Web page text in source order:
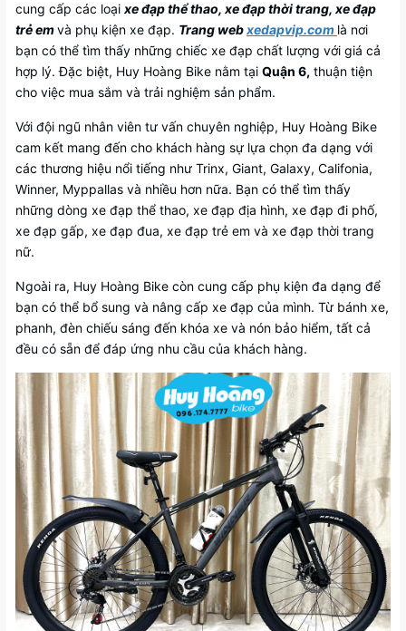
cung cấp các loại xe đạp thể thao, xe đạp thời trang, xe đạp
trẻ emvà phụ kiện xe đạp. Trang webxedapvip.com là nơi
bạn có thể tìm thấy những chiếc xe đạp chất lượng với giá cả
hợp lý. Đặc biệt, Huy Hoàng Bike nằm tại Quận 6, thuận tiện
cho việc mua sắm và trải nghiệm sản phẩm.
Với đội ngũ nhân viên tư vấn chuyên nghiệp, Huy Hoàng Bike
cam kết mang đến cho khách hàng sự lựa chọn đa dạng với
các thương hiệu nổi tiếng như Trinx, Giant, Galaxy, Califonia,
Winner, Myppallas và nhiều hơn nữa. Bạn có thể tìm thấy
những dòng xe đạp thể thao, xe đạp địa hình, xe đạp đi phố,
xe đạp gấp, xe đạp đua, xe đạp trẻ em và xe đạp thời trang
nữ.
Ngoài ra, Huy Hoàng Bike còn cung cấp phụ kiện đa dạng để
bạn có thể bổ sung và nâng cấp xe đạp của mình. Từ bánh xe,
phanh, đèn chiếu sáng đến khóa xe và nón bảo hiểm, tất cả
đều có sẵn để đáp ứng nhu cầu của khách hàng.